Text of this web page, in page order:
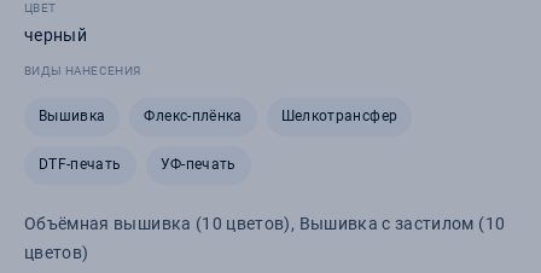
ЦВЕТ
черный
ВИДЫ НАНЕСЕНИЯ
Вышивка Флекс-плёнка Шелкотрансфер
DTF-печать УФ-печать
Объёмная вышивка (10 цветов), Вышивка с застилом (10
цветов)